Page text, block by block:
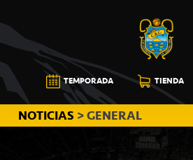
a
la
navegación
principal
al
contenido
principal
a
la
barra
lateral
principal
CB
CANARIAS
TEMPORADA TIENDA
NOTICIAS > GENERAL